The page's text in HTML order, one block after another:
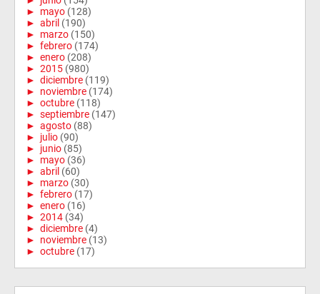
► mayo (128)
► abril (190)
► marzo (150)
► febrero (174)
► enero (208)
► 2015 (980)
► diciembre (119)
► noviembre (174)
► octubre (118)
► septiembre (147)
► agosto (88)
► julio (90)
► junio (85)
► mayo (36)
► abril (60)
► marzo (30)
► febrero (17)
► enero (16)
► 2014 (34)
► diciembre (4)
► noviembre (13)
► octubre (17)